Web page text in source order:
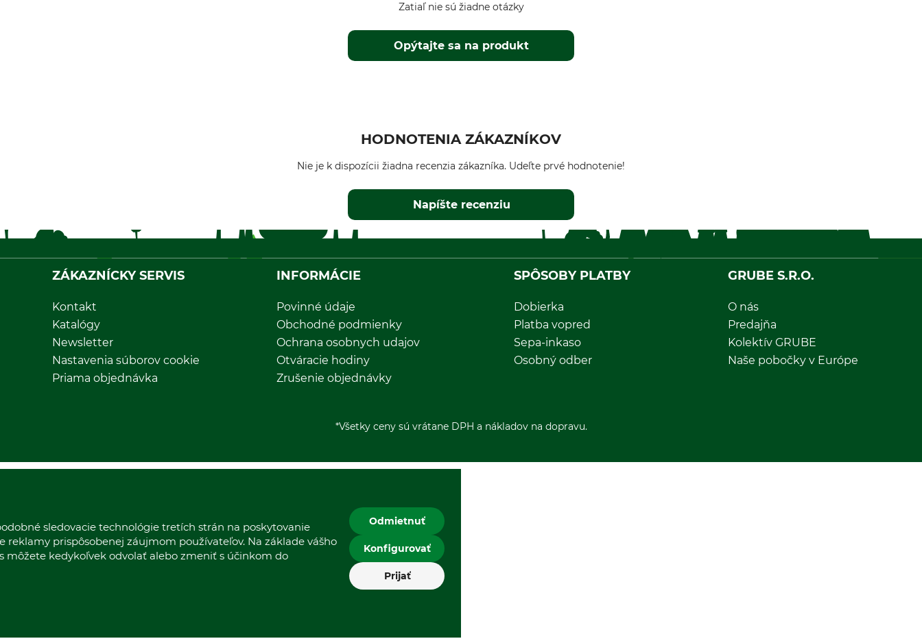
Opýtajte sa na produkt
Zatiaľ nie sú žiadne otázky
HODNOTENIA ZÁKAZNÍKOV
Nie je k dispozícii žiadna recenzia zákazníka. Udeľte prvé hodnotenie!
Napíšte recenziu
ZÁKAZNÍCKY SERVIS
Kontakt
Katalógy
Newsletter
Nastavenia súborov cookie
Priama objednávka
INFORMÁCIE
Povinné údaje
Obchodné podmienky
Ochrana osobnych udajov
Otváracie hodiny
Zrušenie objednávky
SPÔSOBY PLATBY
Dobierka
Platba vopred
Sepa-inkaso
Osobný odber
GRUBE S.R.O.
O nás
Predajňa
Kolektív GRUBE
Naše pobočky v Európe
*Všetky ceny sú vrátane DPH a nákladov na dopravu.
sledovacie technológie tretích strán na poskytovanie
reklamy prispôsobenej záujmom používateľov. Na základe vášho
môžete kedykoľvek odvolať alebo zmeniť s účinkom do
Odmietnuť
Konfigurovať
Prijať